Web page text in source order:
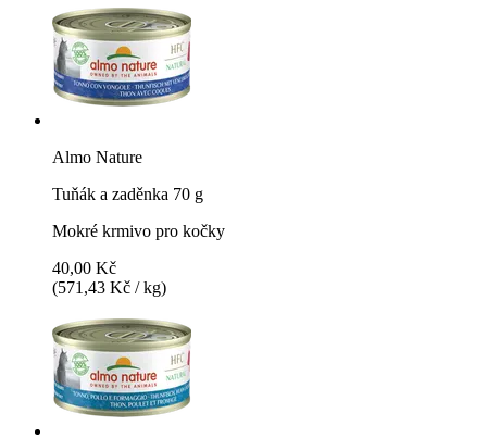
Almo Nature
Tuňák a zaděnka 70 g
Mokré krmivo pro kočky
40,00 Kč
(571,43 Kč / kg)